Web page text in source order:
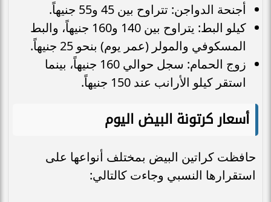
أجنحة الدواجن: تتراوح بين 45 و55 جنيهاً.
كيلو البط: يتراوح بين 140 و160 جنيهاً، والبط
المسكوفي والمولر (عمر يوم) بنحو 25 جنيهاً.
زوج الحمام: سجل حوالي 160 جنيهاً، بينما
استقر كيلو الأرانب عند 150 جنيهاً.
أسعار كرتونة البيض اليوم
حافظت كراتين البيض بمختلف أنواعها على
استقرارها النسبي وجاءت كالتالي: